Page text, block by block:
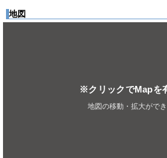
地図
※クリックでMapを
地図の移動・拡大がで